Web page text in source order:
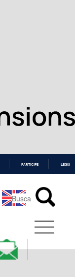
PARTICIPE